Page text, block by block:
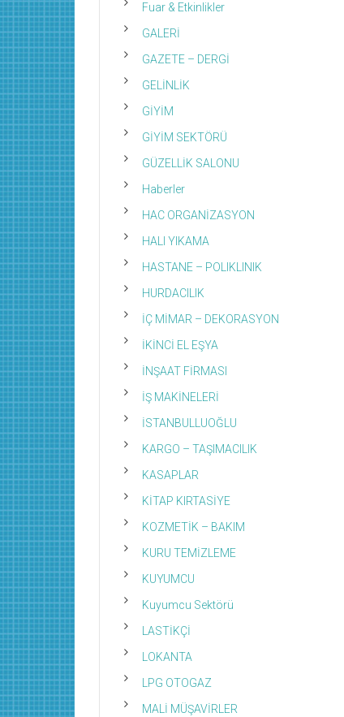
Fuar & Etkinlikler
GALERİ
GAZETE – DERGİ
GELİNLİK
GİYİM
GİYİM SEKTÖRÜ
GÜZELLİK SALONU
Haberler
HAC ORGANİZASYON
HALI YIKAMA
HASTANE – POLIKLINIK
HURDACILIK
İÇ MİMAR – DEKORASYON
İKİNCİ EL EŞYA
İNŞAAT FİRMASI
İŞ MAKİNELERİ
İSTANBULLUOĞLU
KARGO – TAŞIMACILIK
KASAPLAR
KİTAP KIRTASİYE
KOZMETİK – BAKIM
KURU TEMİZLEME
KUYUMCU
Kuyumcu Sektörü
LASTİKÇİ
LOKANTA
LPG OTOGAZ
MALİ MÜŞAVİRLER